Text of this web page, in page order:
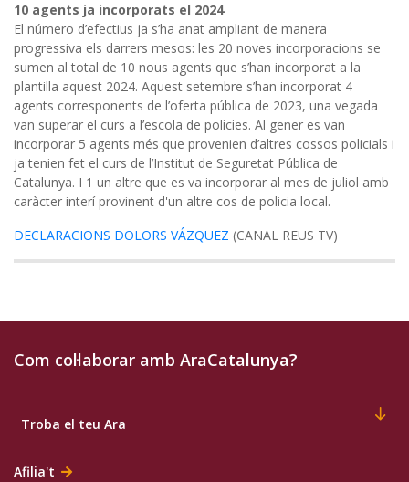
10 agents ja incorporats el 2024
El número d’efectius ja s’ha anat ampliant de manera
progressiva els darrers mesos: les 20 noves incorporacions se
sumen al total de 10 nous agents que s’han incorporat a la
plantilla aquest 2024. Aquest setembre s’han incorporat 4
agents corresponents de l’oferta pública de 2023, una vegada
van superar el curs a l’escola de policies. Al gener es van
incorporar 5 agents més que provenien d’altres cossos policials i
ja tenien fet el curs de l’Institut de Seguretat Pública de
Catalunya. I 1 un altre que es va incorporar al mes de juliol amb
caràcter interí provinent d'un altre cos de policia local.
DECLARACIONS DOLORS VÁZQUEZ (CANAL REUS TV)
Com col·laborar amb AraCatalunya?
Troba el teu Ara
Afilia't